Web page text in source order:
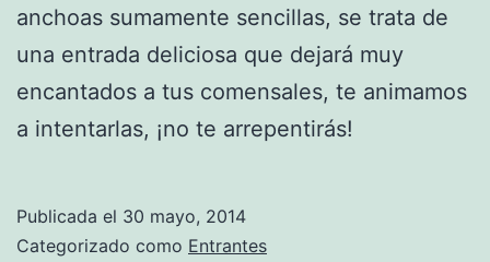
anchoas sumamente sencillas, se trata de
una entrada deliciosa que dejará muy
encantados a tus comensales, te animamos
a intentarlas, ¡no te arrepentirás!
Publicada el 30 mayo, 2014
Categorizado como Entrantes